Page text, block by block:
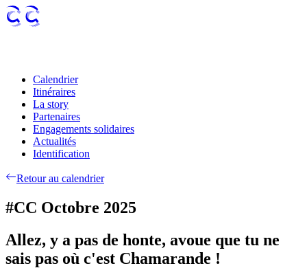
Calendrier
Itinéraires
La story
Partenaires
Engagements solidaires
Actualités
Identification
Retour au calendrier
#CC Octobre 2025
Allez, y a pas de honte, avoue que tu ne
sais pas où c'est Chamarande !